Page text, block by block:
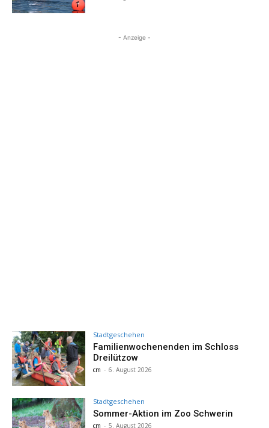
- Anzeige -
Stadtgeschehen
Familienwochenenden im Schloss
Dreilützow
cm - 6. August 2026
Stadtgeschehen
Sommer-Aktion im Zoo Schwerin
cm - 5. August 2026